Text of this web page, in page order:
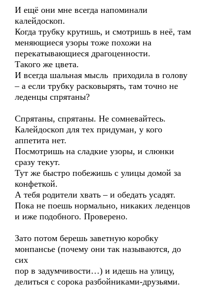
И ещё они мне всегда напоминали
калейдоскоп.
Когда трубку крутишь, и смотришь в неё, там
меняющиеся узоры тоже похожи на
перекатывающиеся драгоценности.
Такого же цвета.
И всегда шальная мысль приходила в голову
– а если трубку расковырять, там точно не
леденцы спрятаны?
Спрятаны, спрятаны. Не сомневайтесь.
Калейдоскоп для тех придуман, у кого
аппетита нет.
Посмотришь на сладкие узоры, и слюнки
сразу текут.
Тут же быстро побежишь с улицы домой за
конфеткой.
А тебя родители хвать – и обедать усадят.
Пока не поешь нормально, никаких леденцов
и иже подобного. Проверено.
Зато потом берешь заветную коробку
монпансье (почему они так называются, до
сих
пор в задумчивости…) и идешь на улицу,
делиться с сорока разбойниками-друзьями.